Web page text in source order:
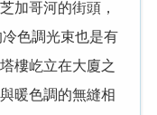
加哥河的街頭，
色調光束也是有
樓屹立在大廈之
暖色調的無縫相